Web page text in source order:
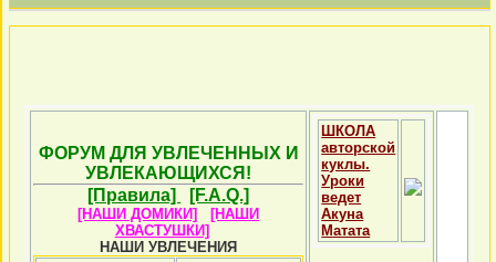
ФОРУМ ДЛЯ УВЛЕЧЕННЫХ И
УВЛЕКАЮЩИХСЯ!
[Правила]
[F.A.Q.]
[НАШИ ДОМИКИ]
[НАШИ
ХВАСТУШКИ]
НАШИ УВЛЕЧЕНИЯ
ШКОЛА
авторской
куклы.
Уроки
ведет
Акуна
Матата